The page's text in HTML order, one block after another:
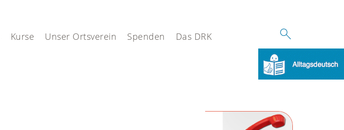
Kurse Unser Ortsverein Spenden Das DRK